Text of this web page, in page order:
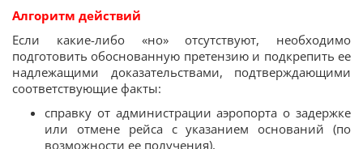
Алгоритм действий
Если какие-либо «но» отсутствуют, необходимо
подготовить обоснованную претензию и подкрепить ее
надлежащими доказательствами, подтверждающими
соответствующие факты:
справку от администрации аэропорта о задержке
или отмене рейса с указанием оснований (по
возможности ее получения),